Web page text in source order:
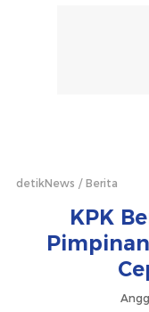
detikNews Berita
KPK